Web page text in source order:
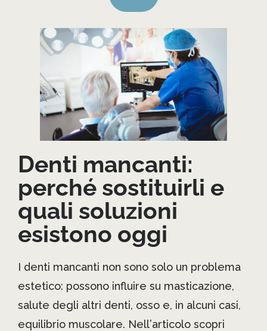
Denti mancanti:
perché sostituirli e
quali soluzioni
esistono oggi
I denti mancanti non sono solo un problema
estetico: possono influire su masticazione,
salute degli altri denti, osso e, in alcuni casi,
equilibrio muscolare. Nell’articolo scopri